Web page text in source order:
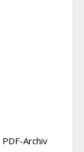
PDF-Archiv